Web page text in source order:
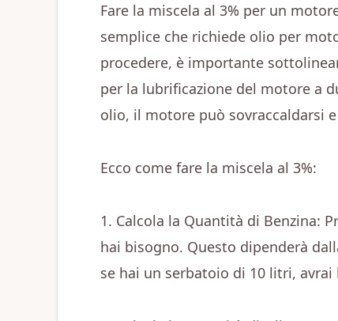
Fare la miscela al 3% per un
semplice che richiede olio per
procedere, è importante
per la lubrificazione del motore a
olio, il motore può sovraccaldarsi
Ecco come fare la miscela al 3%:
1. Calcola la Quantità di Benzina:
hai bisogno. Questo dipenderà
se hai un serbatoio di 10 litri,